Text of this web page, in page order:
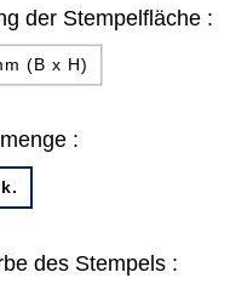
der Stempelfläche :
(B x H)
:
des Stempels :